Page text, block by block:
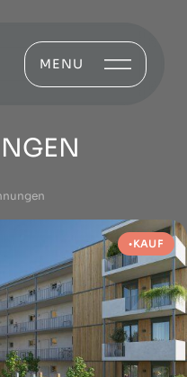
MENU
KAUF